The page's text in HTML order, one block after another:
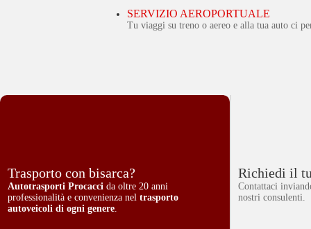
SERVIZIO AEROPORTUALE
Tu viaggi su treno o aereo e alla tua auto ci
Trasporto con bisarca?
Autotrasporti Procacci da oltre 20 anni
professionalità e convenienza nel trasporto
autoveicoli di ogni genere.
Richiedi il
Contattaci
nostri consulenti.